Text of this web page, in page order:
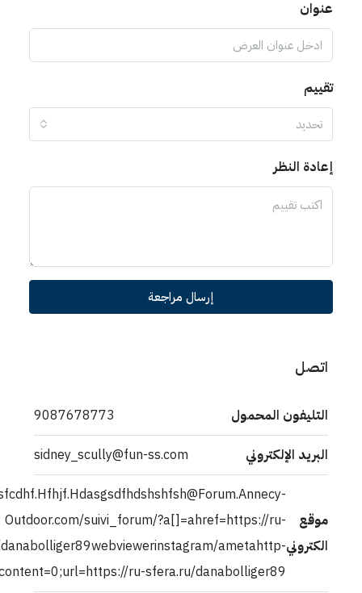
9087678773
sidney_scully@fun-ss.com
http://
Outdoor.com/suivi_forum/
sfera.ru/
equiv=refreshcontent=0;url=https://ru-